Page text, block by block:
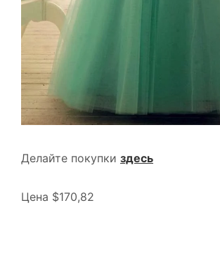
Делайте покупки здесь
Цена $170,82